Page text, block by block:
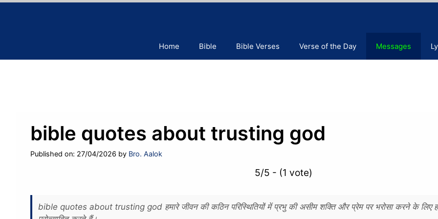
Home Bible Bible Verses Verse of the Day Messages
bible quotes about trusting god
Published on: 27/04/2026 by Bro. Aalok
5/5 - (1 vote)
bible quotes about trusting god हमारे जीवन की कठिन परिस्थितियों में प्रभु की असीम शक्ति और प्रेम पर भरोसा करने के लिए